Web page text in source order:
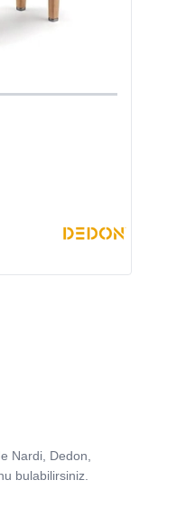
Nardi, Dedon,
bulabilirsiniz.